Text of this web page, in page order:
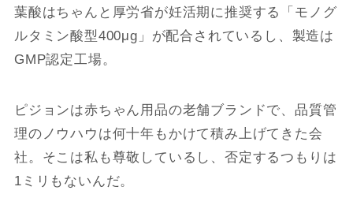
葉酸はちゃんと厚労省が妊活期に推奨する「モノグ
ルタミン酸型400μg」が配合されているし、製造は
GMP認定工場。
ピジョンは赤ちゃん用品の老舗ブランドで、品質管
理のノウハウは何十年もかけて積み上げてきた会
社。そこは私も尊敬しているし、否定するつもりは
1ミリもないんだ。